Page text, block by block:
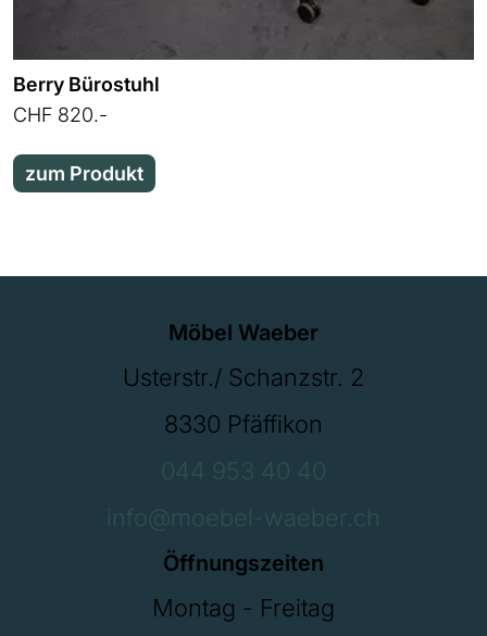
Berry Bürostuhl
CHF 820.-
zum Produkt
Möbel Waeber
Usterstr./ Schanzstr. 2
8330 Pfäffikon
044 953 40 40
info@moebel-waeber.ch
Öffnungszeiten
Montag - Freitag